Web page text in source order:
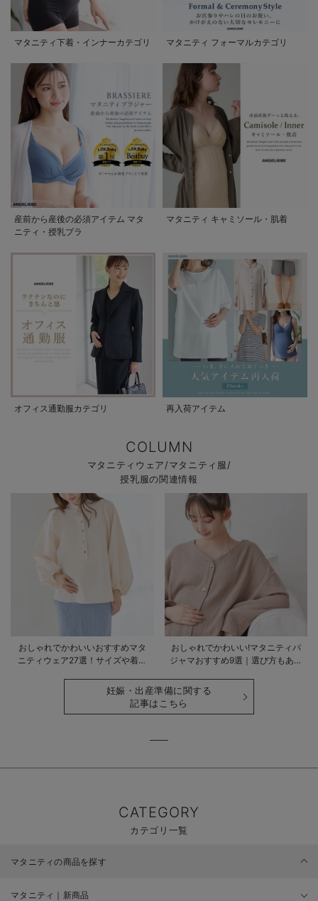
マタニティ下着・インナーカテゴリ マタニティ フォーマルカテゴリ
産前から産後の必須アイテム マタ
ニティ・授乳ブラ
マタニティ キャミソール・肌着
オフィス通勤服カテゴリ 再入荷アイテム
COLUMN
マタニティウェア/マタニティ服/
授乳服の関連情報
おしゃれでかわいいおすすめマタ
ニティウェア27選！サイズや着る
おしゃれでかわいい!マタニティパ
ジャマおすすめ9選｜選び方もあわ
妊娠・出産準備に関する
記事はこちら
CATEGORY
カテゴリ一覧
マタニティの商品を探す
マタニティ｜新商品